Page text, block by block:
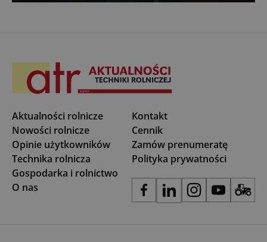
Aktualności rolnicze
Nowości rolnicze
Opinie użytkowników
Technika rolnicza
Gospodarka i rolnictwo
O nas
Kontakt
Cennik
Zamów prenumeratę
Polityka prywatności